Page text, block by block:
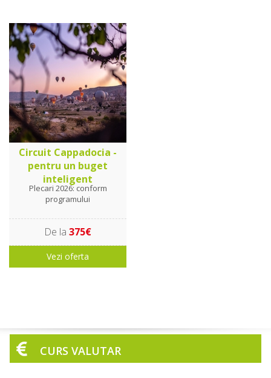
Circuit Cappadocia -
pentru un buget
inteligent
Plecari 2026: conform
programului
De la 375€
Vezi oferta
CURS VALUTAR